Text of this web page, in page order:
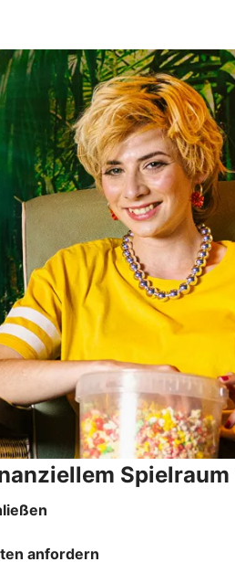
Spielraum
anfordern